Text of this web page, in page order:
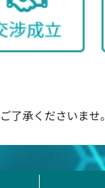
了承くださいませ。